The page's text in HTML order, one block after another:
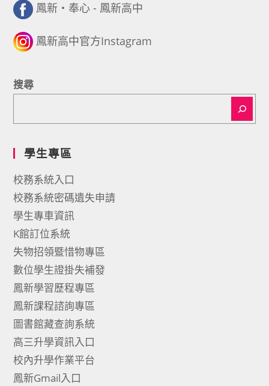
鳳新・奉心 - 鳳新高中
鳳新高中官方Instagram
搜尋
學生專區
校務系統入口
校務系統密碼遺失申請
學生專車資訊
K館訂位系統
失物招領暨惜物專區
數位學生證掛失補發
鳳新學習歷程專區
鳳新課程諮詢專區
圖書館藏查詢系統
高三升學資訊入口
校內升學作業平台
鳳新Gmail入口